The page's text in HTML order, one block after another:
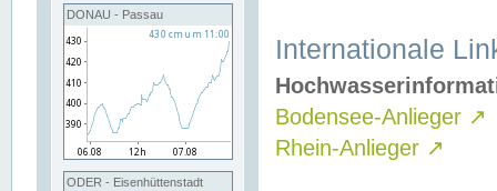
DONAU - Passau
ODER - Eisenhüttenstadt
Internationale
Bodensee-Anlieger ↗
Rhein-Anlieger ↗